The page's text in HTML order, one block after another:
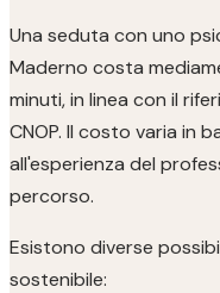
Una seduta con uno
Maderno costa
minuti, in linea con il
CNOP. Il costo varia in
all'esperienza del
percorso.
Esistono diverse
sostenibile: